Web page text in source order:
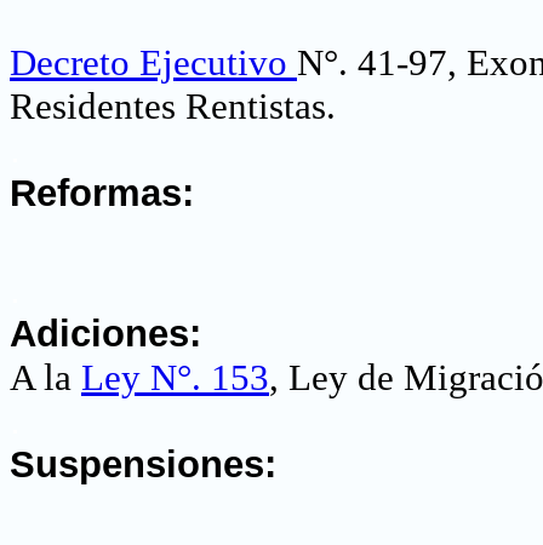
Decreto Ejecutivo N°. 41-97,
Residentes Rentistas.
Reformas:
Adiciones:
A la Ley N°. 153, Ley de
Suspensiones: